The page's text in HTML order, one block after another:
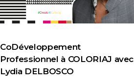
CoDéveloppement
Professionnel à COLORIAJ avec
Lydia DELBOSCO